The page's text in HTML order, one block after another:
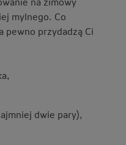
mylnego. Co
pewno przydadzą Ci
dwie pary),